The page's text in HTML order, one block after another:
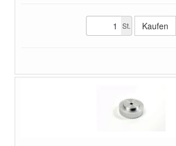
St.